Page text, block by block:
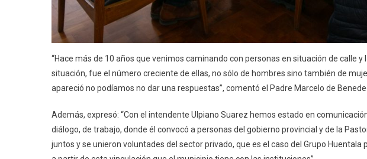
“Hace más de 10 años que venimos caminando con personas en situación de calle
situación, fue el número creciente de ellas, no sólo de hombres sino también de
apareció no podíamos no dar una respuestas”, comentó el Padre Marcelo de
Además, expresó: “Con el intendente Ulpiano Suarez hemos estado en
diálogo, de trabajo, donde él convocó a personas del gobierno provincial y de la
juntos y se unieron voluntades del sector privado, que es el caso del Grupo Huentala